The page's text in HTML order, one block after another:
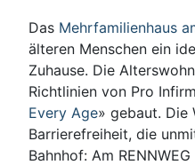
Das Mehrfamilienhaus
älteren Menschen ein
Zuhause. Die
Richtlinien von Pro
Every Age» gebaut. Die
Barrierefreiheit, die
Bahnhof: Am